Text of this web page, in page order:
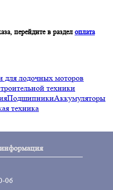
перейдите в разделоплата
для лодочных моторов
техники
ПодшипникиАккумуляторы
техника
06